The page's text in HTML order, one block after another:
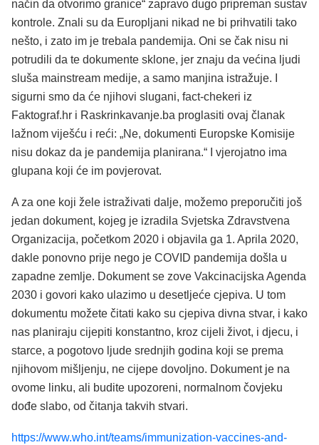
način da otvorimo granice“ zapravo dugo pripreman sustav
kontrole. Znali su da Europljani nikad ne bi prihvatili tako
nešto, i zato im je trebala pandemija. Oni se čak nisu ni
potrudili da te dokumente sklone, jer znaju da većina ljudi
sluša mainstream medije, a samo manjina istražuje. I
sigurni smo da će njihovi slugani, fact-chekeri iz
Faktograf.hr i Raskrinkavanje.ba proglasiti ovaj članak
lažnom viješću i reći: „Ne, dokumenti Europske Komisije
nisu dokaz da je pandemija planirana.“ I vjerojatno ima
glupana koji će im povjerovat.
A za one koji žele istraživati dalje, možemo preporučiti još
jedan dokument, kojeg je izradila Svjetska Zdravstvena
Organizacija, početkom 2020 i objavila ga 1. Aprila 2020,
dakle ponovno prije nego je COVID pandemija došla u
zapadne zemlje. Dokument se zove Vakcinacijska Agenda
2030 i govori kako ulazimo u desetljeće cjepiva. U tom
dokumentu možete čitati kako su cjepiva divna stvar, i kako
nas planiraju cijepiti konstantno, kroz cijeli život, i djecu, i
starce, a pogotovo ljude srednjih godina koji se prema
njihovom mišljenju, ne cijepe dovoljno. Dokument je na
ovome linku, ali budite upozoreni, normalnom čovjeku
dođe slabo, od čitanja takvih stvari.
https://www.who.int/teams/immunization-vaccines-and-